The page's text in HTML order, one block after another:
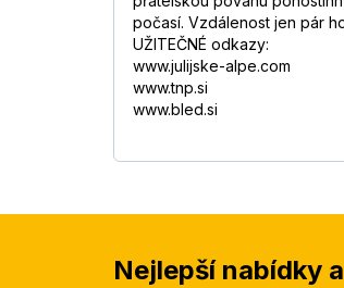
počasí. Vzdálenost jen pár
UŽITEČNÉ odkazy:
www.julijske-alpe.com
www.tnp.si
www.bled.si
Nejlepší nabídky